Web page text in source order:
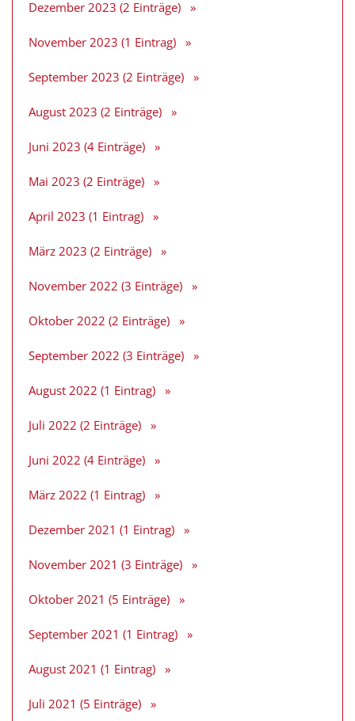
Dezember 2023 (2 Einträge)
November 2023 (1 Eintrag)
September 2023 (2 Einträge)
August 2023 (2 Einträge)
Juni 2023 (4 Einträge)
Mai 2023 (2 Einträge)
April 2023 (1 Eintrag)
März 2023 (2 Einträge)
November 2022 (3 Einträge)
Oktober 2022 (2 Einträge)
September 2022 (3 Einträge)
August 2022 (1 Eintrag)
Juli 2022 (2 Einträge)
Juni 2022 (4 Einträge)
März 2022 (1 Eintrag)
Dezember 2021 (1 Eintrag)
November 2021 (3 Einträge)
Oktober 2021 (5 Einträge)
September 2021 (1 Eintrag)
August 2021 (1 Eintrag)
Juli 2021 (5 Einträge)